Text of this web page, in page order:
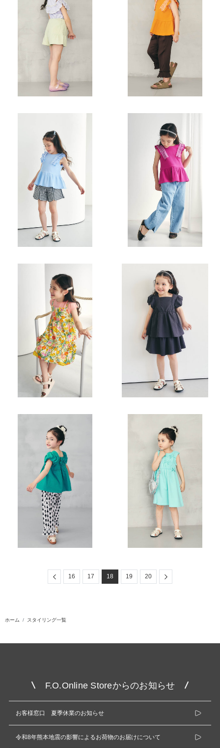
Previous
16 17 18 19 20
ホーム スタイリング一覧
F.O.Online Storeからのお知らせ
お客様窓口 夏季休業のお知らせ
令和8年熊本地震の影響によるお荷物のお届けについて